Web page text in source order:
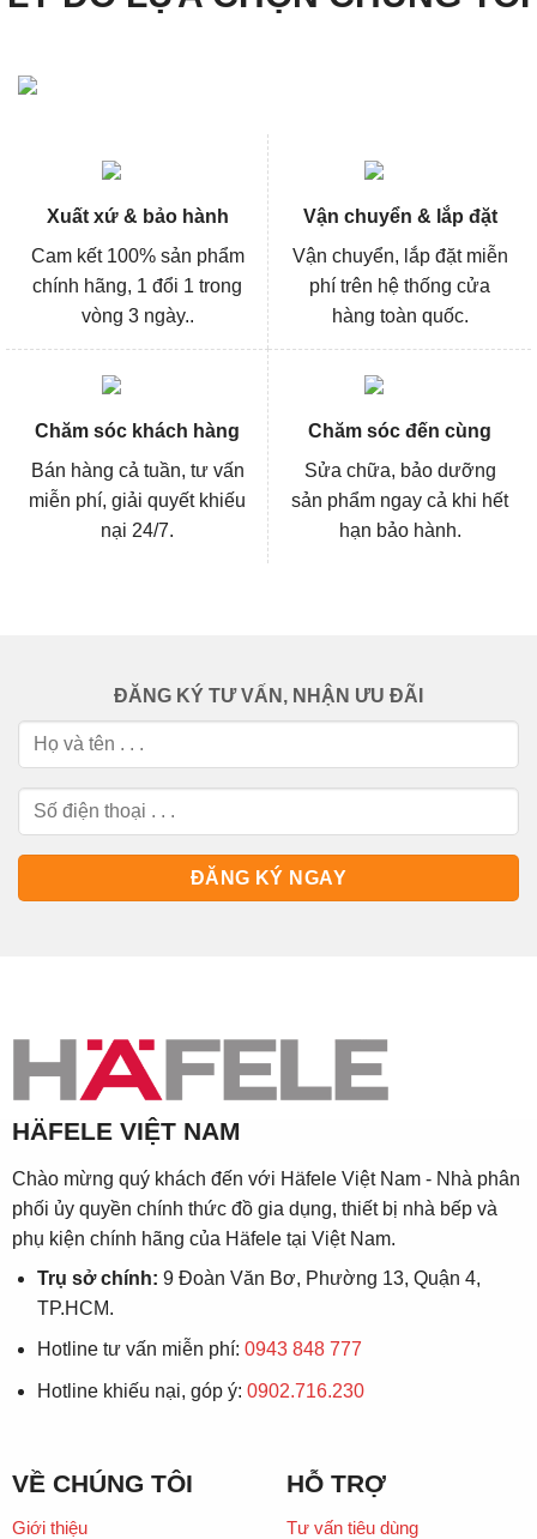
Xuất xứ & bảo hành
Cam kết 100% sản phẩm
chính hãng, 1 đổi 1 trong
vòng 3 ngày..
Vận chuyển & lắp đặt
Vận chuyển, lắp đặt miễn
phí trên hệ thống cửa
hàng toàn quốc.
Chăm sóc khách hàng
Bán hàng cả tuần, tư vấn
miễn phí, giải quyết khiếu
nại 24/7.
Chăm sóc đến cùng
Sửa chữa, bảo dưỡng
sản phẩm ngay cả khi hết
hạn bảo hành.
ĐĂNG KÝ TƯ VẤN, NHẬN ƯU ĐÃI
HÄFELE VIỆT NAM
Chào mừng quý khách đến với Häfele Việt Nam - Nhà phân
phối ủy quyền chính thức đồ gia dụng, thiết bị nhà bếp và
phụ kiện chính hãng của Häfele tại Việt Nam.
Trụ sở chính: 9 Đoàn Văn Bơ, Phường 13, Quận 4,
TP.HCM.
Hotline tư vấn miễn phí: 0943 848 777
Hotline khiếu nại, góp ý: 0902.716.230
VỀ CHÚNG TÔI
Giới thiệu
HỖ TRỢ
Tư vấn tiêu dùng